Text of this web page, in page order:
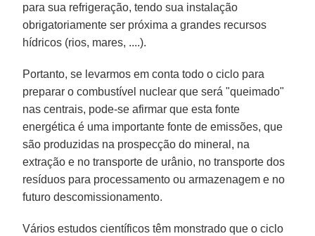
para sua refrigeração, tendo sua instalação
obrigatoriamente ser próxima a grandes recursos
hídricos (rios, mares, ....).
Portanto, se levarmos em conta todo o ciclo para
preparar o combustível nuclear que será "queimado"
nas centrais, pode-se afirmar que esta fonte
energética é uma importante fonte de emissões, que
são produzidas na prospecção do mineral, na
extração e no transporte de urânio, no transporte dos
resíduos para processamento ou armazenagem e no
futuro descomissionamento.
Vários estudos científicos têm monstrado que o ciclo